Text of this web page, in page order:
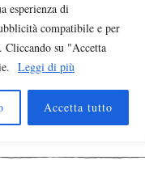
esperienza di
compatibile e per
su "Accetta
Leggi di più
Accetta tutto
al Tribunale di
È pubblicata daEdizioni
© 2023 Tutti i diritti